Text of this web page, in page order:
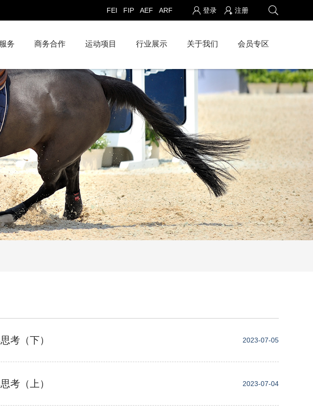
登录 注册
FEI FIP AEF ARF
务 商务合作 运动项目 行业展示 关于我们 会员专区
考（下） 2023-07-05
考（上） 2023-07-04